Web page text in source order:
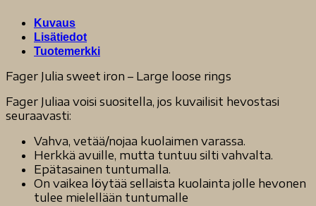
Kuvaus
Lisätiedot
Tuotemerkki
Fager Julia sweet iron – Large loose rings
Fager Juliaa voisi suositella, jos kuvailisit hevostasi
seuraavasti:
Vahva, vetää/nojaa kuolaimen varassa.
Herkkä avuille, mutta tuntuu silti vahvalta.
Epätasainen tuntumalla.
On vaikea löytää sellaista kuolainta jolle hevonen
tulee mielellään tuntumalle